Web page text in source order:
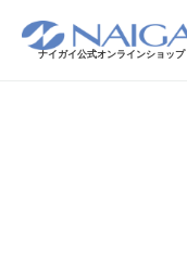
ナイガイ公式オンラインショップ